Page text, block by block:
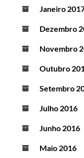
Janeiro
Dezembro
Novembro
Outubro
Setembro
Julho 2016
Junho 2016
Maio 2016